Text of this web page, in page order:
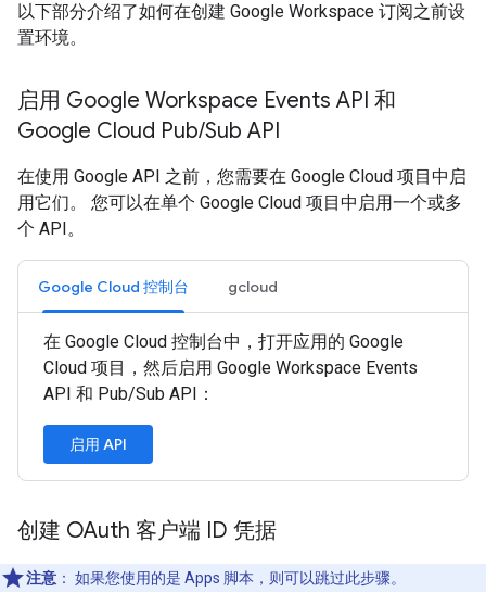
以下部分介绍了如何在创建 Google Workspace 订阅之前设
置环境。
启用 Google Workspace Events API 和
Google Cloud Pub/Sub API
在使用 Google API 之前，您需要在 Google Cloud 项目中启
用它们。 您可以在单个 Google Cloud 项目中启用一个或多
个 API。
Google Cloud 控制台 gcloud
在 Google Cloud 控制台中，打开应用的 Google
Cloud 项目，然后启用 Google Workspace Events
API 和 Pub/Sub API：
启用 API
创建 OAuth 客户端 ID 凭据
注意 ： 如果您使用的是 Apps 脚本，则可以跳过此步骤。